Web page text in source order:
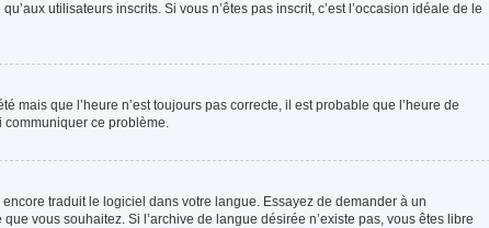
utilisateurs inscrits. Si vous n’êtes pas inscrit, c’est l’occasion idéale de le
mais que l’heure n’est toujours pas correcte, il est probable que l’heure de
communiquer ce problème.
traduit le logiciel dans votre langue. Essayez de demander à un
vous souhaitez. Si l’archive de langue désirée n’existe pas, vous êtes libre